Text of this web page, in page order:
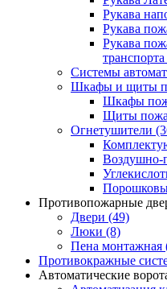
Рукава
Рукава
Рукава
транспорта
Системы
Шкафы и щиты
Шкафы
Щиты
Огнетушители
Воздушно-
Противопожарные
Двери (49)
Люки (8)
Пена монтажная
Противокражные
Автоматические